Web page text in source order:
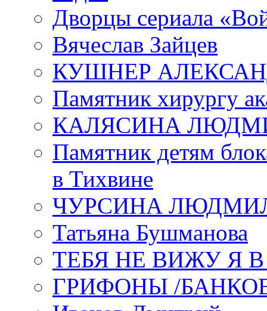
Дворцы сериала
Вячеслав Зайцев
КУШНЕР
Памятник хирургу
КАЛЯСИНА
Памятник детям
в Тихвине
ЧУРСИНА
Татьяна Бушманова
ТЕБЯ НЕ ВИЖУ Я
ГРИФОНЫ /